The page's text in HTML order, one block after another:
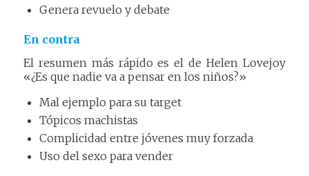
Genera revuelo y debate
En contra
El resumen más rápido es el de Helen Lovejoy
«¿Es que nadie va a pensar en los niños?»
Mal ejemplo para su target
Tópicos machistas
Complicidad entre jóvenes muy forzada
Uso del sexo para vender